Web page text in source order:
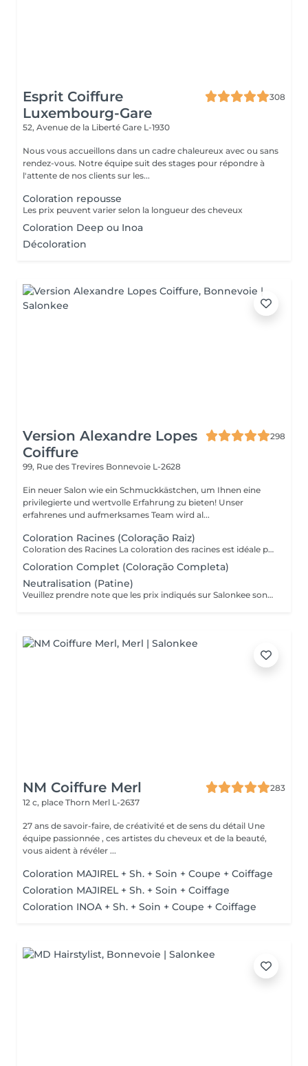
Esprit Coiffure
Luxembourg-Gare
308
52, Avenue de la Liberté Gare L-1930
Nous vous accueillons dans un cadre chaleureux avec ou sans
rendez-vous. Notre équipe suit des stages pour répondre à
l'attente de nos clients sur les...
Coloration repousse
Les prix peuvent varier selon la longueur des cheveux
Coloration Deep ou Inoa
Décoloration
Version Alexandre Lopes
Coiffure
298
99, Rue des Trevires Bonnevoie L-2628
Ein neuer Salon wie ein Schmuckkästchen, um Ihnen eine
privilegierte und wertvolle Erfahrung zu bieten! Unser
erfahrenes und aufmerksames Team wird al...
Coloration Racines (Coloração Raiz)
Coloration des Racines La coloration des racines est idéale pour conserver une couleur uniforme et soignée, tout en assurant une finition élégante et naturelle. - Racines jusqu'à 2 cm (environ 1 mois de repousse) : tarif standard du service. - Racines de 2 cm à 4 cm : considéré comme une retouche élargie, avec un tarif différent. - Au-delà de 4 cm : il s'agit d'une coloration complète, avec un devis adapté. Ce soin permet d'éviter les différences de tons entre les racines et les longueurs, de préserver la santé du cheveu et de maintenir l'éclat de la couleur plus longtemps.
Coloration Complet (Coloração Completa)
Neutralisation (Patine)
Veuillez prendre note que les prix indiqués sur Salonkee sont communiqués à titre informatif et s'entendent de base. Ces derniers sont susceptibles de varier selon le diagnostic réalisé à votre arrivée au salon et l'expertise du professionnel à qui vous confiez votre beauté. Dans tous les cas, un devis précis vous sera proposé et toutes réalisations de prestations seront effectuées avec votre accord. Un grand merci d'avance pour votre compréhension. Au plaisir de vous revoir très vite. Alexandre Lopes
NM Coiffure Merl
283
12 c, place Thorn Merl L-2637
27 ans de savoir-faire, de créativité et de sens du détail Une
équipe passionnée , ces artistes du cheveux et de la beauté,
vous aident à révéler ...
Coloration MAJIREL + Sh. + Soin + Coupe + Coiffage
Coloration MAJIREL + Sh. + Soin + Coiffage
Coloration INOA + Sh. + Soin + Coupe + Coiffage